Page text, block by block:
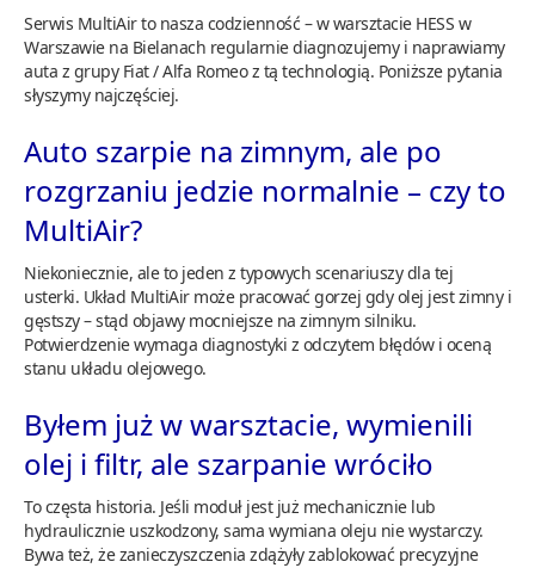
Serwis MultiAir to nasza codzienność – w warsztacie HESS w
Warszawie na Bielanach regularnie diagnozujemy i naprawiamy
auta z grupy Fiat / Alfa Romeo z tą technologią. Poniższe pytania
słyszymy najczęściej.
Auto szarpie na zimnym, ale po
rozgrzaniu jedzie normalnie – czy to
MultiAir?
Niekoniecznie, ale to jeden z typowych scenariuszy dla tej
usterki. Układ MultiAir może pracować gorzej gdy olej jest zimny i
gęstszy – stąd objawy mocniejsze na zimnym silniku.
Potwierdzenie wymaga diagnostyki z odczytem błędów i oceną
stanu układu olejowego.
Byłem już w warsztacie, wymienili
olej i filtr, ale szarpanie wróciło
To częsta historia. Jeśli moduł jest już mechanicznie lub
hydraulicznie uszkodzony, sama wymiana oleju nie wystarczy.
Bywa też, że zanieczyszczenia zdążyły zablokować precyzyjne